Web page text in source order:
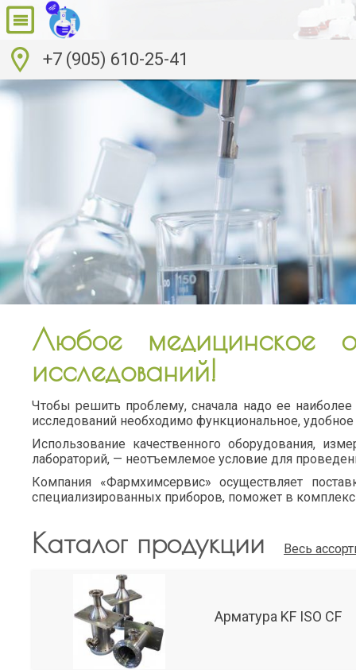
+7 (905) 610-25-41
Любое медицинское
исследований!
Чтобы решить проблему, сначала надо ее
исследований необходимо функциональное,
Использование качественного оборудования,
лабораторий, — неотъемлемое условие для
Компания «Фармхимсервис» осуществляет
специализированных приборов, поможет в
Каталог продукции Весь
Арматура KF ISO CF